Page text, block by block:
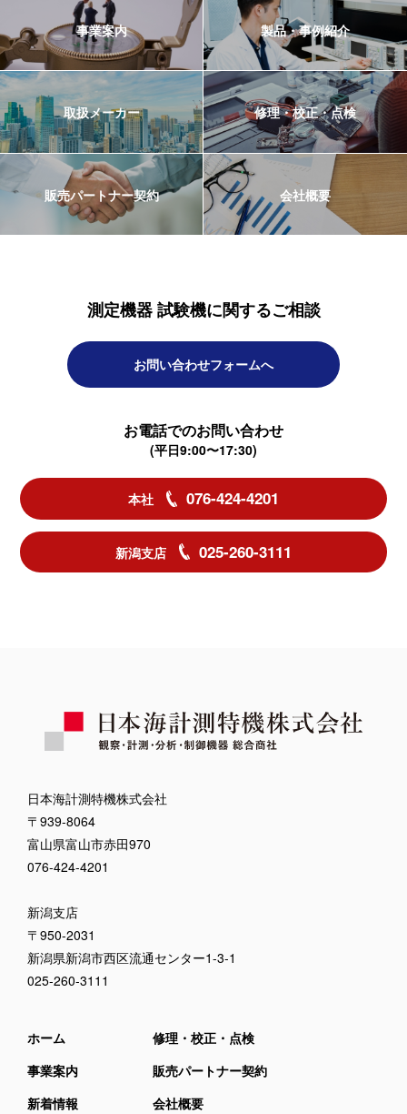
事業案内 製品・事例紹介
取扱メーカー 修理・校正・点検
販売パートナー契約 会社概要
測定機器 試験機に関するご相談
お問い合わせフォームへ
お電話でのお問い合わせ
(平日9:00〜17:30)
本社 076-424-4201
新潟支店 025-260-3111
日本海計測特機株式会社
〒939-8064
富山県富山市赤田970
076-424-4201
新潟支店
〒950-2031
新潟県新潟市西区流通センター1-3-1
025-260-3111
ホーム
事業案内
新着情報
修理・校正・点検
販売パートナー契約
会社概要